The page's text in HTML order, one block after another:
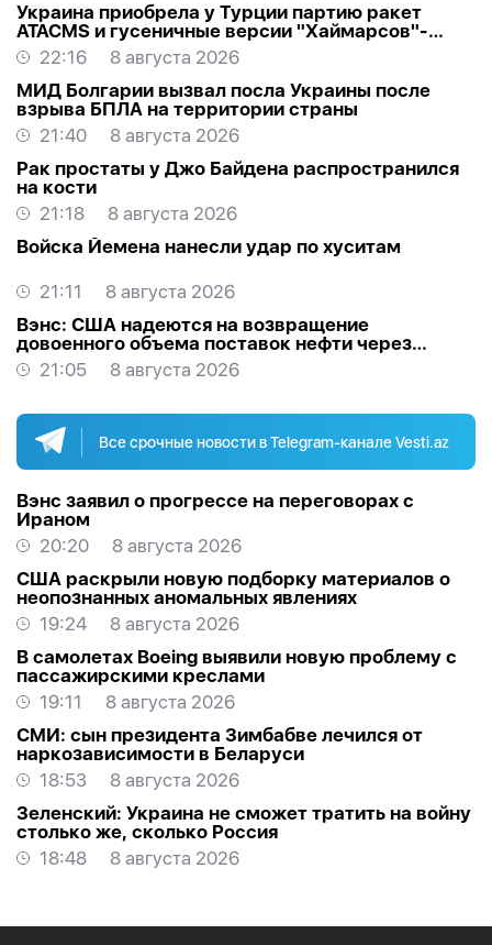
Украина приобрела у Турции партию ракет
ATACMS и гусеничные версии "Хаймарсов"-
ОБНОВЛЕНО
22:16
8 августа 2026
МИД Болгарии вызвал посла Украины после
взрыва БПЛА на территории страны
21:40
8 августа 2026
Рак простаты у Джо Байдена распространился
на кости
21:18
8 августа 2026
Войска Йемена нанесли удар по хуситам
21:11
8 августа 2026
Вэнс: США надеются на возвращение
довоенного объема поставок нефти через
Ормуз
21:05 8 августа 2026
Все срочные новости в Telegram-канале Vesti.az
Вэнс заявил о прогрессе на переговорах с
Ираном
20:20
8 августа 2026
США раскрыли новую подборку материалов о
неопознанных аномальных явлениях
19:24
8 августа 2026
В самолетах Boeing выявили новую проблему с
пассажирскими креслами
19:11
8 августа 2026
СМИ: сын президента Зимбабве лечился от
наркозависимости в Беларуси
18:53
8 августа 2026
Зеленский: Украина не сможет тратить на войну
столько же, сколько Россия
18:48
8 августа 2026